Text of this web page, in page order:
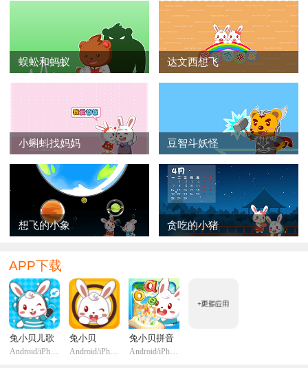
蜈蚣和蚂蚁 达文西想飞
小蝌蚪找妈妈 豆智斗妖怪
想飞的小象 贪吃的小猪
APP下载
兔小贝儿歌
Android/iPhone/iPadi
兔小贝
Android/iPhone/iPadi
兔小贝拼音
Android/iPhone/iPadi